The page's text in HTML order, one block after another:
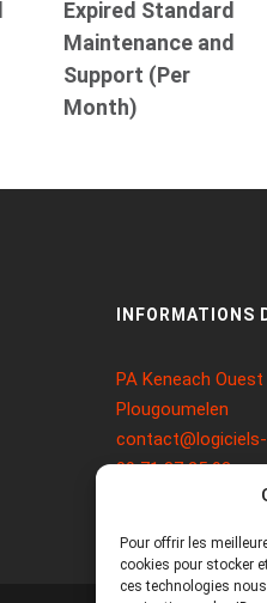
Pour offrir les
cookies pour stocker
ces technologies
Expired Standard
Maintenance and
Support (Per
Month)
INFORMATIONS
PA Keneach
Plougoumelen
09 71 37 25 93